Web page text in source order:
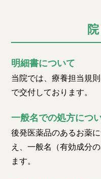
明細書について
当院では、療養担当規
で交付しております。
一般名での処方につ
後発医薬品のあるお薬
え、一般名（有効成分
ます。